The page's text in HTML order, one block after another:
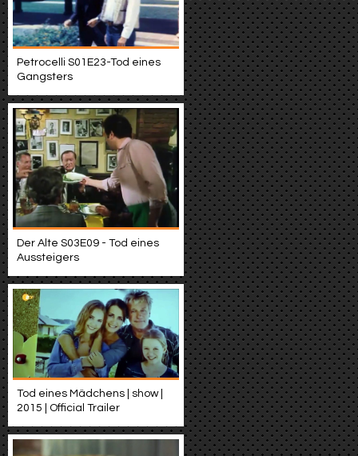
Petrocelli S01E23-Tod eines
Gangsters
Der Alte S03E09 - Tod eines
Aussteigers
Tod eines Mädchens | show |
2015 | Official Trailer